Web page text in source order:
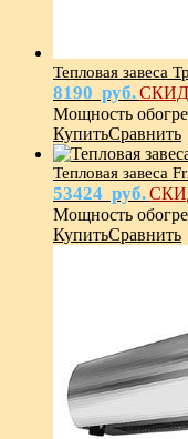
Тепловая завеса
8190 руб.
Мощность
КупитьСравнить
Тепловая завеса
53424 руб.
Мощность
КупитьСравнить